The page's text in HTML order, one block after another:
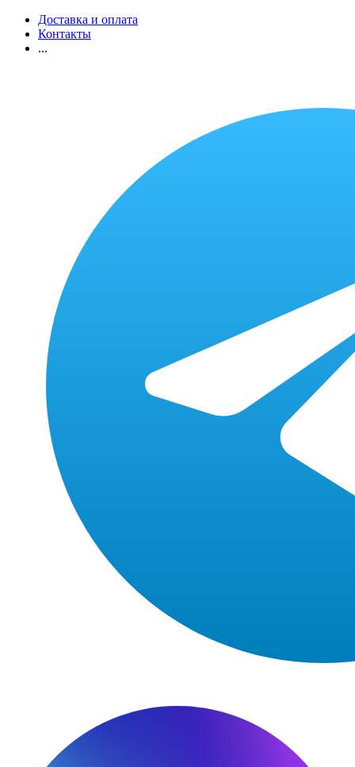
Доставка и оплата
Контакты
...